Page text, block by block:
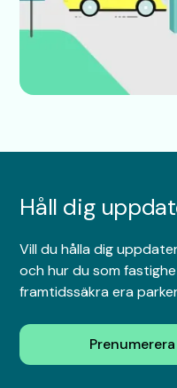
Håll dig
Vill du hålla dig
och hur du som
framtidssäkra era